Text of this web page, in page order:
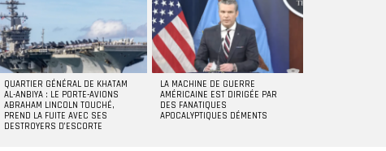
QUARTIER GÉNÉRAL DE KHATAM
AL-ANBIYA : LE PORTE-AVIONS
ABRAHAM LINCOLN TOUCHÉ,
PREND LA FUITE AVEC SES
DESTROYERS D’ESCORTE
LA MACHINE DE GUERRE
AMÉRICAINE EST DIRIGÉE PAR
DES FANATIQUES
APOCALYPTIQUES DÉMENTS